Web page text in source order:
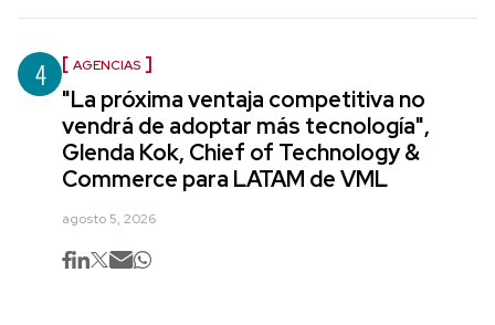
4 AGENCIAS
"La próxima ventaja competitiva no
vendrá de adoptar más tecnología",
Glenda Kok, Chief of Technology &
Commerce para LATAM de VML
agosto 5, 2026